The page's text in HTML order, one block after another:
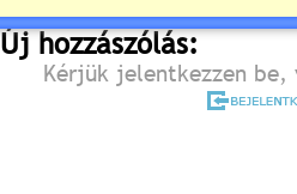
Új hozzászólás:
Kérjük jelentkezzen be,